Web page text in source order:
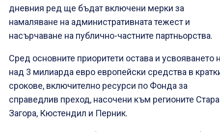
дневния ред ще бъдат включени мерки за
намаляване на административната тежест и
насърчаване на публично-частните партньорства.
Сред основните приоритети остава и усвояването
над 3 милиарда евро европейски средства в
срокове, включително ресурси по Фонда за
справедлив преход, насочени към регионите Стара
Загора, Кюстендил и Перник.